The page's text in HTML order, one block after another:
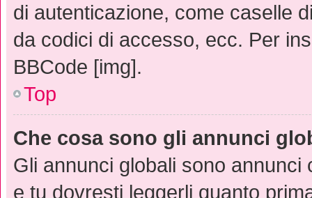
di autenticazione, come caselle
da codici di accesso, ecc. Per
BBCode [img].
Top
Che cosa sono gli annunci
Gli annunci globali sono
e tu dovresti leggerli quanto